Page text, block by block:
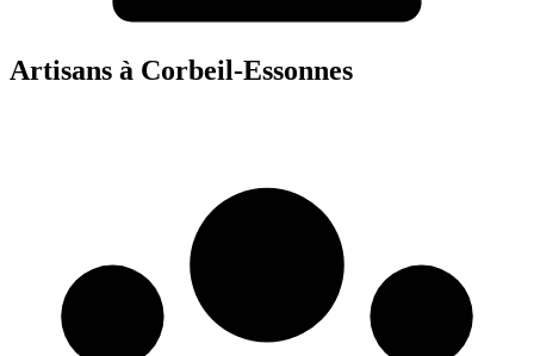
Artisans à Corbeil-Essonnes